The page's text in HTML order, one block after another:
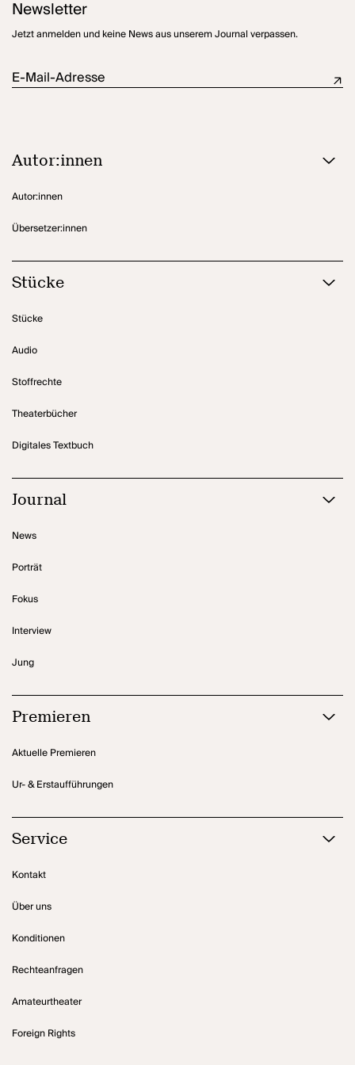
Newsletter
Jetzt anmelden und keine News aus unserem Journal verpassen.
E-Mail-Adresse
Autor:innen
Autor:innen
Übersetzer:innen
Stücke
Stücke
Audio
Stoffrechte
Theaterbücher
Digitales Textbuch
Journal
News
Porträt
Fokus
Interview
Jung
Premieren
Aktuelle Premieren
Ur- & Erstaufführungen
Service
Kontakt
Über uns
Konditionen
Rechteanfragen
Amateurtheater
Foreign Rights